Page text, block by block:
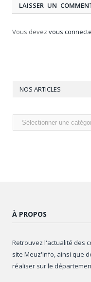
LAISSER UN
Vous devez vous
NOS ARTICLES
Nos
articles
À PROPOS
Retrouvez l'actualité des
site Meuz'Info, ainsi que
réaliser sur le